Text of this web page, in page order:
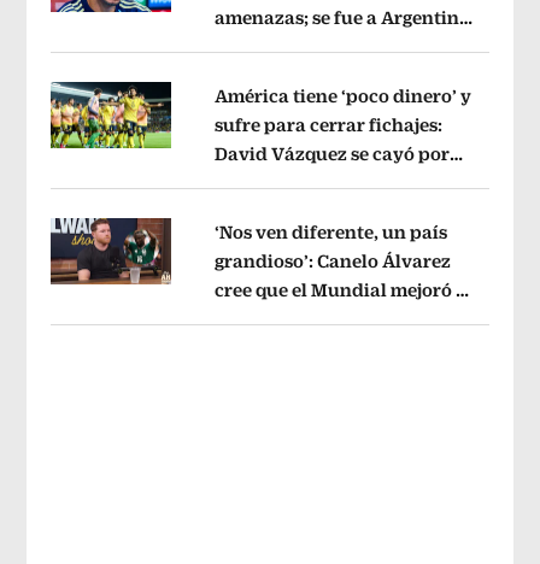
Opens in new windowamenazas; se fue a Argentina
Opens in new window
América tiene ‘poco dinero’ y
sufre para cerrar fichajes:
David Vázquez se cayó por
Opens in new window
‘Nos ven diferente, un país
grandioso’: Canelo Álvarez
cree que el Mundial mejoró la